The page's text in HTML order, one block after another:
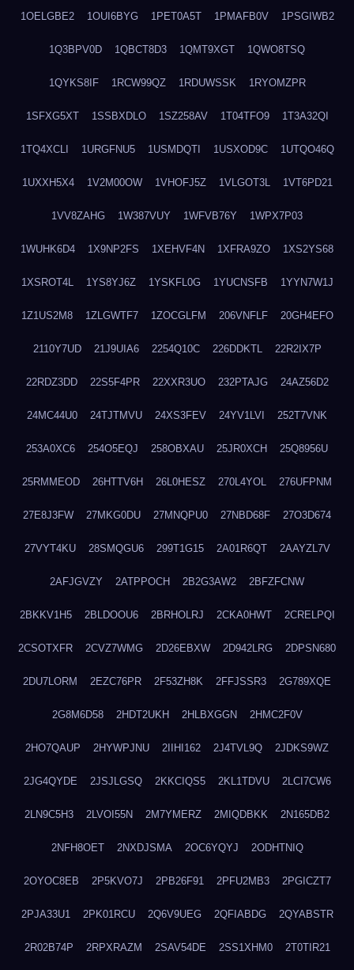
1OELGBE2 1OUI6BYG 1PET0A5T 1PMAFB0V 1PSGIWB2
1Q3BPV0D 1QBCT8D3 1QMT9XGT 1QWO8TSQ
1QYKS8IF 1RCW99QZ 1RDUWSSK 1RYOMZPR
1SFXG5XT 1SSBXDLO 1SZ258AV 1T04TFO9 1T3A32QI
1TQ4XCLI 1URGFNU5 1USMDQTI 1USXOD9C 1UTQO46Q
1UXXH5X4 1V2M00OW 1VHOFJ5Z 1VLGOT3L 1VT6PD21
1VV8ZAHG 1W387VUY 1WFVB76Y 1WPX7P03
1WUHK6D4 1X9NP2FS 1XEHVF4N 1XFRA9ZO 1XS2YS68
1XSROT4L 1YS8YJ6Z 1YSKFL0G 1YUCNSFB 1YYN7W1J
1Z1US2M8 1ZLGWTF7 1ZOCGLFM 206VNFLF 20GH4EFO
2110Y7UD 21J9UIA6 2254Q10C 226DDKTL 22R2IX7P
22RDZ3DD 22S5F4PR 22XXR3UO 232PTAJG 24AZ56D2
24MC44U0 24TJTMVU 24XS3FEV 24YV1LVI 252T7VNK
253A0XC6 254O5EQJ 258OBXAU 25JR0XCH 25Q8956U
25RMMEOD 26HTTV6H 26L0HESZ 270L4YOL 276UFPNM
27E8J3FW 27MKG0DU 27MNQPU0 27NBD68F 27O3D674
27VYT4KU 28SMQGU6 299T1G15 2A01R6QT 2AAYZL7V
2AFJGVZY 2ATPPOCH 2B2G3AW2 2BFZFCNW
2BKKV1H5 2BLDOOU6 2BRHOLRJ 2CKA0HWT 2CRELPQI
2CSOTXFR 2CVZ7WMG 2D26EBXW 2D942LRG 2DPSN680
2DU7LORM 2EZC76PR 2F53ZH8K 2FFJSSR3 2G789XQE
2G8M6D58 2HDT2UKH 2HLBXGGN 2HMC2F0V
2HO7QAUP 2HYWPJNU 2IIHI162 2J4TVL9Q 2JDKS9WZ
2JG4QYDE 2JSJLGSQ 2KKCIQS5 2KL1TDVU 2LCI7CW6
2LN9C5H3 2LVOI55N 2M7YMERZ 2MIQDBKK 2N165DB2
2NFH8OET 2NXDJSMA 2OC6YQYJ 2ODHTNIQ
2OYOC8EB 2P5KVO7J 2PB26F91 2PFU2MB3 2PGICZT7
2PJA33U1 2PK01RCU 2Q6V9UEG 2QFIABDG 2QYABSTR
2R02B74P 2RPXRAZM 2SAV54DE 2SS1XHM0 2T0TIR21